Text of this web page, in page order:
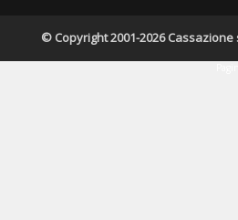
© Copyright 2001-2026 Cassazione